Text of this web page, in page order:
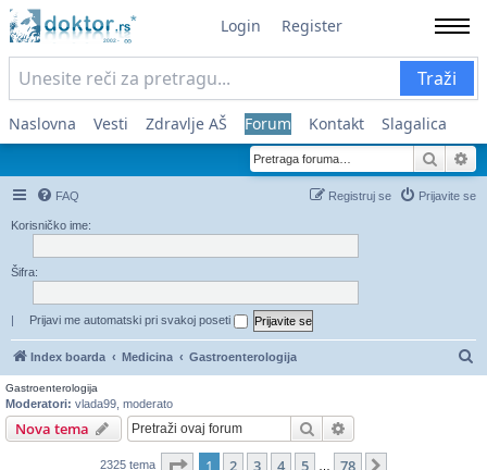
Login Register
Traži
Naslovna Vesti Zdravlje AŠ Forum Kontakt Slagalica
FAQ Prijavite se
Registruj se
Korisničko ime:
Šifra:
| Prijavi me automatski pri svakoj poseti
Index boarda Medicina Gastroenterologija
Gastroenterologija
Moderatori: vlada99 moderato
Nova tema Pretraga
2325 tema Stranica 1od78
1 2 3 4 5 78